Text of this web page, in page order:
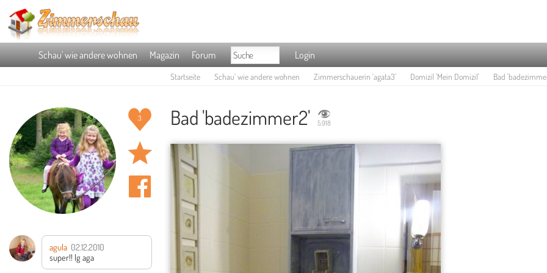
Schau' wie andere wohnen Magazin Forum Login
Startseite Schau' wie andere wohnen Zimmerschauerin 'agata3' Domizil 'Mein Domizil' Bad
3
agula 02.12.2010
super!! lg aga
Bad 'badezimmer2' 5.918